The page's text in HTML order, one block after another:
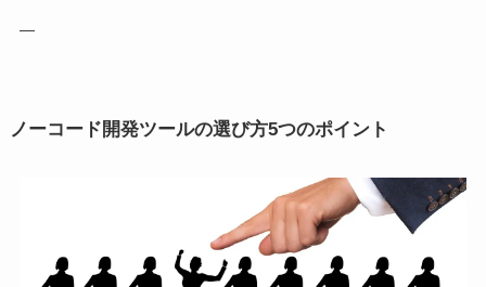
—
ノーコード開発ツールの選び方5つのポイント